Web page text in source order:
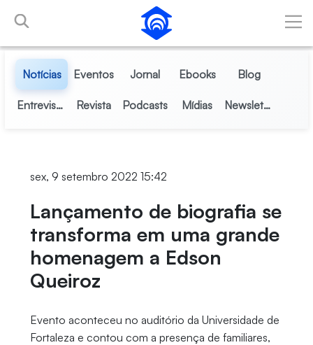
Pular para o Conteúdo principal
Notícias Eventos Jornal Ebooks Blog
Entrevistas Revista Podcasts Mídias Newsletter
sex, 9 setembro 2022 15:42
Lançamento de biografia se
transforma em uma grande
homenagem a Edson
Queiroz
Evento aconteceu no auditório da Universidade de
Fortaleza e contou com a presença de familiares,